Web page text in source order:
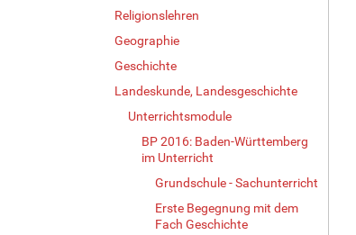
Religionslehren
Geographie
Geschichte
Landeskunde, Landesgeschichte
Unterrichtsmodule
BP 2016: Baden-Württemberg
im Unterricht
Grundschule - Sachunterricht
Erste Begegnung mit dem
Fach Geschichte